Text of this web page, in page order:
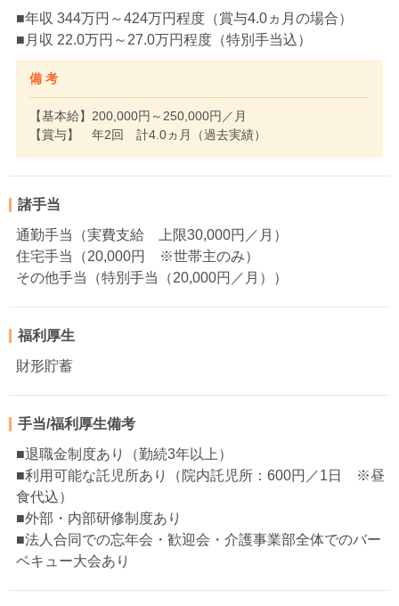
■年収 344万円～424万円程度（賞与4.0ヵ月の場合）
■月収 22.0万円～27.0万円程度（特別手当込）
備 考
【基本給】200,000円～250,000円／月
【賞与】 年2回 計4.0ヵ月（過去実績）
諸手当
通勤手当（実費支給 上限30,000円／月）
住宅手当（20,000円 ※世帯主のみ）
その他手当（特別手当（20,000円／月））
福利厚生
財形貯蓄
手当/福利厚生備考
■退職金制度あり（勤続3年以上）
■利用可能な託児所あり（院内託児所：600円／1日 ※昼
食代込）
■外部・内部研修制度あり
■法人合同での忘年会・歓迎会・介護事業部全体でのバー
ベキュー大会あり